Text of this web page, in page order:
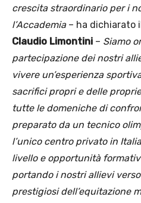
crescita straordinario per i
l’Accademia– ha dichiarato il
Claudio Limontini – Siamo
partecipazione dei nostri
vivere un’esperienza
sacrifici propri e delle
tutte le domeniche di
preparato da un tecnico
l’unico centro privato in
livello e opportunità
portando i nostri allievi
prestigiosi dell’equitazione